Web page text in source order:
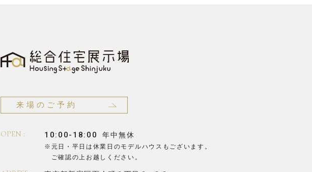
来場のご予約
OPEN : 10:00-18:00 年中無休
※元日・平日は休業日のモデルハウスもございます。
ご確認の上お越しください。